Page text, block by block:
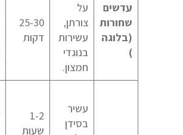
עדשים
שחורות
(בלוגה
)
על
צורתן,
עשירות
בנוגדי
חמצון.
25-30
דקות
עשיר
בסידן
1-2
שעות